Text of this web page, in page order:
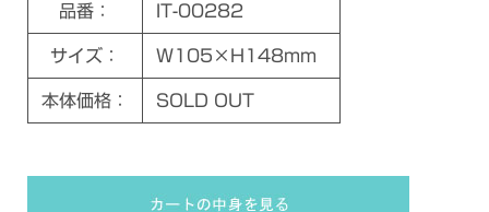
品番： IT-00282
サイズ： W105×H148mm
本体価格： SOLD OUT